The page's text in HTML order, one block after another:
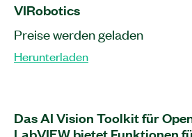
VIRobotics
Preise werden geladen
Herunterladen
Das AI Vision Toolkit für
LabVIEW bietet Funktionen